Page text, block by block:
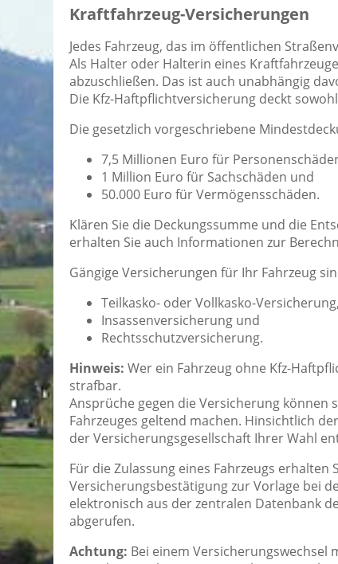
Kraftfahrzeug-Versicherungen
Jedes Fahrzeug, das im öffentlichen
Als Halter oder Halterin eines
abzuschließen. Das ist auch unabhängig
Die Kfz-Haftpflichtversicherung deckt
Die gesetzlich vorgeschriebene
7,5 Millionen Euro für
1 Million Euro für Sachschäden und
50.000 Euro für Vermögensschäden.
Klären Sie die Deckungssumme und die
erhalten Sie auch Informationen zur
Gängige Versicherungen für Ihr Fahrzeug
Teilkasko- oder Vollkasko-Versicherung,
Insassenversicherung und
Rechtsschutzversicherung.
Hinweis: Wer ein Fahrzeug ohne Kfz-
strafbar.
Ansprüche gegen die Versicherung können
Fahrzeuges geltend machen. Hinsichtlich
der Versicherungsgesellschaft Ihrer Wahl
Für die Zulassung eines Fahrzeugs
Versicherungsbestätigung zur Vorlage bei
elektronisch aus der zentralen Datenbank
abgerufen.
Achtung: Bei einem Versicherungswechsel